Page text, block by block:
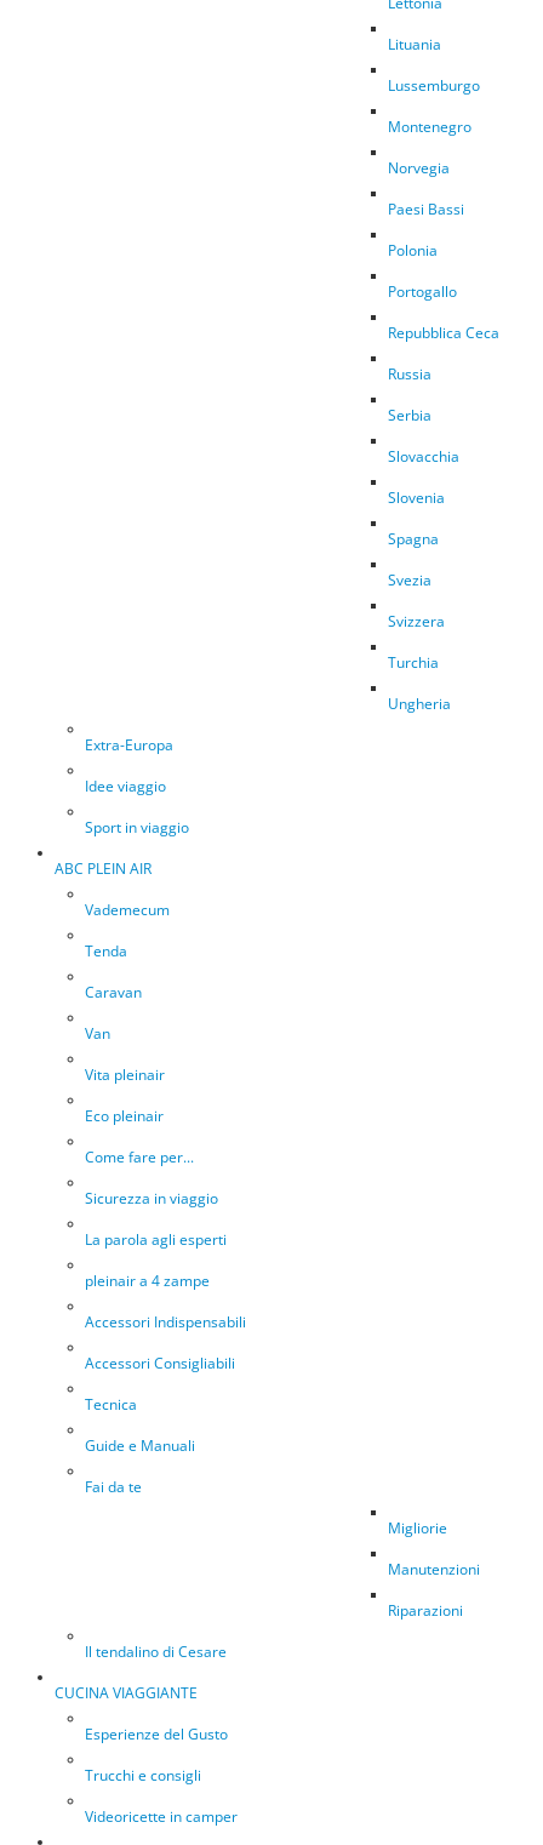
Lituania
Lussemburgo
Montenegro
Norvegia
Paesi Bassi
Polonia
Portogallo
Repubblica Ceca
Russia
Serbia
Slovacchia
Slovenia
Spagna
Svezia
Svizzera
Turchia
Ungheria
Extra-Europa
Idee viaggio
Sport in viaggio
ABC PLEIN AIR
Vademecum
Tenda
Caravan
Van
Vita pleinair
Eco pleinair
Come fare per...
Sicurezza in viaggio
La parola agli esperti
pleinair a 4 zampe
Accessori Indispensabili
Accessori Consigliabili
Tecnica
Guide e Manuali
Fai da te
Migliorie
Manutenzioni
Riparazioni
Il tendalino di Cesare
CUCINA VIAGGIANTE
Esperienze del Gusto
Trucchi e consigli
Videoricette in camper